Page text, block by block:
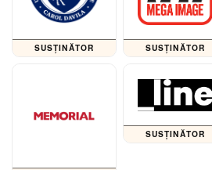
SUSȚINĂTOR SUSȚINĂTOR
SUSȚINĂTOR